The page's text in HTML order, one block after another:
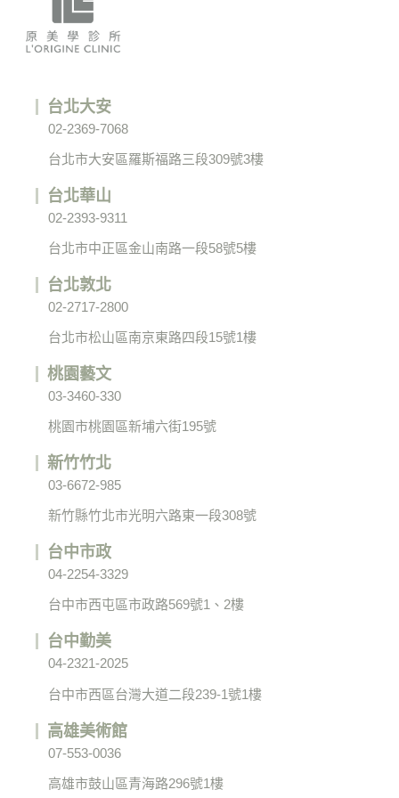
台北大安
02-2369-7068
台北市大安區羅斯福路三段309號3樓
台北華山
02-2393-9311
台北市中正區金山南路一段58號5樓
台北敦北
02-2717-2800
台北市松山區南京東路四段15號1樓
桃園藝文
03-3460-330
桃園市桃園區新埔六街195號
新竹竹北
03-6672-985
新竹縣竹北市光明六路東一段308號
台中市政
04-2254-3329
台中市西屯區市政路569號1、2樓
台中勤美
04-2321-2025
台中市西區台灣大道二段239-1號1樓
高雄美術館
07-553-0036
高雄市鼓山區青海路296號1樓